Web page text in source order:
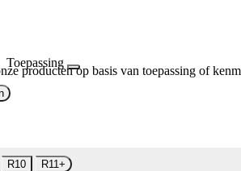
Toepassing
producten op basis van toepassing of
R10
R11+